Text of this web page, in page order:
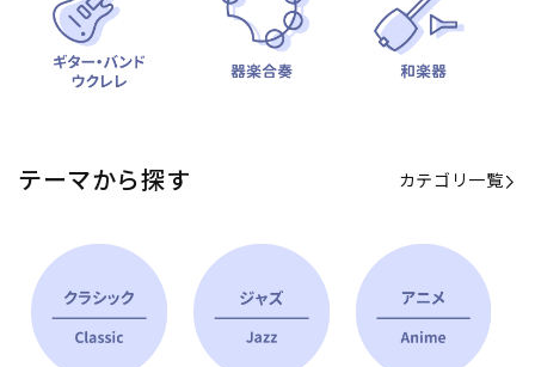
テーマから探す カテゴリ一覧